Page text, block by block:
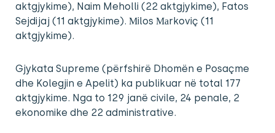
aktgjykime), Naim Meholli (22 aktgjykime), Fatos
Sejdijaj (11 aktgjykime). Мilos Маrkoviç (11
aktgjykime).
Gjykata Supreme (përfshirë Dhomën e Posaçme
dhe Kolegjin e Apelit) ka publikuar në total 177
aktgjykime. Nga to 129 janë civile, 24 penale, 2
ekonomike dhe 22 administrative.